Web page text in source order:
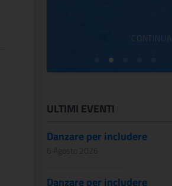
CONTINUA
ULTIMI EVENTI
Danzare per includere
6 Agosto 2026
Danzare per includere